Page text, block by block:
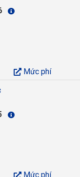
Mức phí
Mức phí